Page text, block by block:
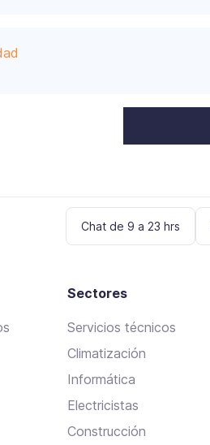
Chat de 9 a 23 hrs
Sectores
Servicios técnicos
Climatización
Informática
Electricistas
Construcción